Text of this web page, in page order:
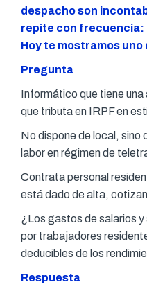
despacho son
repite con frecuencia:
Hoy te mostramos uno
Pregunta
Informático que tiene
que tributa en IRPF en
No dispone de local, sino
labor en régimen de
Contrata personal
está dado de alta,
¿Los gastos de salarios
por trabajadores
deducibles de los
Respuesta